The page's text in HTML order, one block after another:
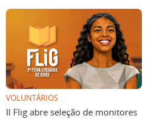
VOLUNTÁRIOS
II Flig abre seleção de monitores